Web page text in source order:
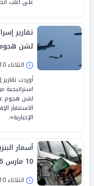
لشن
الثلاثاء 10/مارس/2026 - 10:35 م
أوردت
لشن هجوم
الاستنفار
الإخبارية».
أسعار
10 مارس 2026
الثلاثاء 10/مارس/2026 - 01:00 م